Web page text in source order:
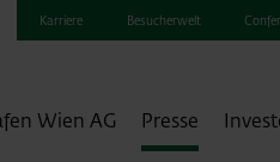
Karriere Besucherwelt
Wien AG Presse